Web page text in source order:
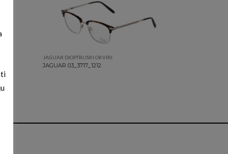
JAGUAR DIOPTRIJSKI OKVIRI
JAGUAR 03_3717_1212